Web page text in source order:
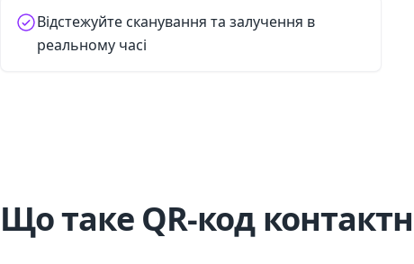
Відстежуйте сканування та залучення в
реальному часі
Що таке QR-код